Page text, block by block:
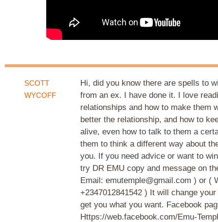
SCOTT
WYCOFF
Hi, did you know there are spells to
from an ex. I have done it. I love
relationships and how to make them
better the relationship, and how to
alive, even how to talk to them a
them to think a different way about
you. If you need advice or want to
try DR EMU copy and message on
Email: emutemple@gmail.com ) or (
+2347012841542 ) It will change
get you what you want. Facebook
Https://web.facebook.com/Emu-